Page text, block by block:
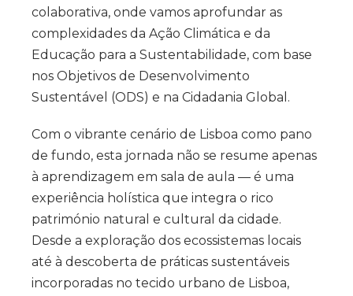
colaborativa, onde vamos aprofundar as
complexidades da Ação Climática e da
Educação para a Sustentabilidade, com base
nos Objetivos de Desenvolvimento
Sustentável (ODS) e na Cidadania Global.
Com o vibrante cenário de Lisboa como pano
de fundo, esta jornada não se resume apenas
à aprendizagem em sala de aula — é uma
experiência holística que integra o rico
património natural e cultural da cidade.
Desde a exploração dos ecossistemas locais
até à descoberta de práticas sustentáveis
incorporadas no tecido urbano de Lisboa,